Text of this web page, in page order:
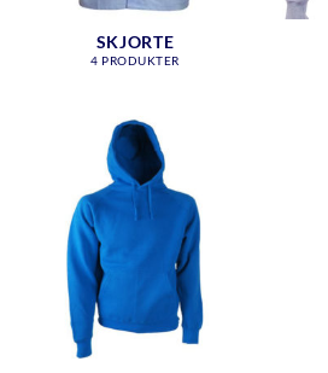
SKJORTE
4 PRODUKTER